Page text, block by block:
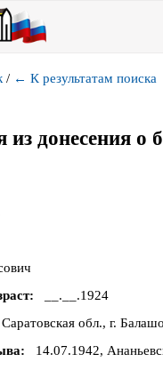
/ ← К результатам поиска
донесения о
__.__.1924
Саратовская обл., г.
14.07.1942,